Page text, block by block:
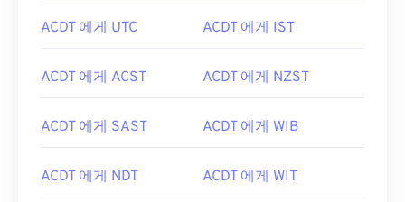
ACDT 에게 UTC ACDT 에게 IST
ACDT 에게 ACST ACDT 에게 NZST
ACDT 에게 SAST ACDT 에게 WIB
ACDT 에게 NDT ACDT 에게 WIT